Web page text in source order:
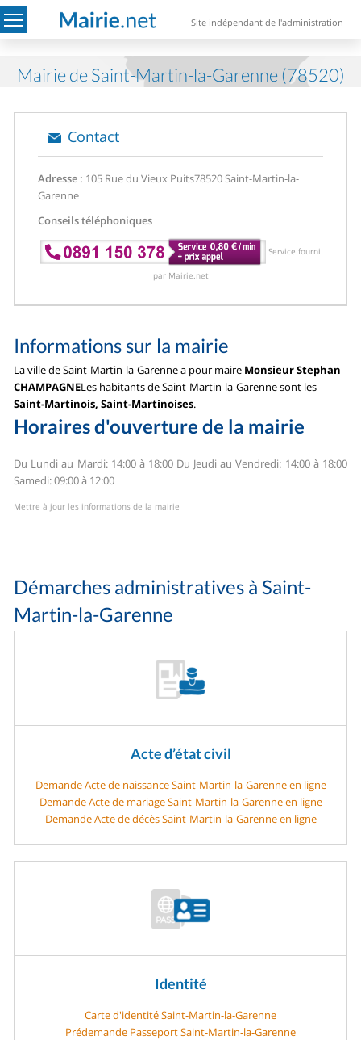
Site indépendant de l'administration
Mairie de Saint-Martin-la-Garenne (78520)
Contact
Adresse : 105 Rue du Vieux Puits78520 Saint-Martin-la-
Garenne
Conseils téléphoniques
Service fourni
par Mairie.net
Informations sur la mairie
La ville de Saint-Martin-la-Garenne a pour maire Monsieur Stephan
CHAMPAGNELes habitants de Saint-Martin-la-Garenne sont les
Saint-Martinois, Saint-Martinoises.
Horaires d'ouverture de la mairie
Du Lundi au Mardi: 14:00 à 18:00Du Jeudi au Vendredi: 14:00 à 18:00
Samedi: 09:00 à 12:00
Mettre à jour les informations de la mairie
Démarches administratives à Saint-
Martin-la-Garenne
Acte d’état civil
Demande Acte de naissance Saint-Martin-la-Garenne en ligne
Demande Acte de mariage Saint-Martin-la-Garenne en ligne
Demande Acte de décès Saint-Martin-la-Garenne en ligne
Identité
Carte d'identité Saint-Martin-la-Garenne
Prédemande Passeport Saint-Martin-la-Garenne